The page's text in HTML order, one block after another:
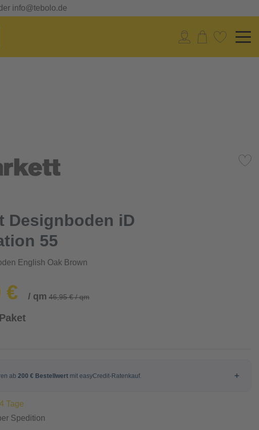
info@tebolo.de
Designboden iD
55
English Oak Brown
€ / qm 46,95 € / qm
Tage
Spedition